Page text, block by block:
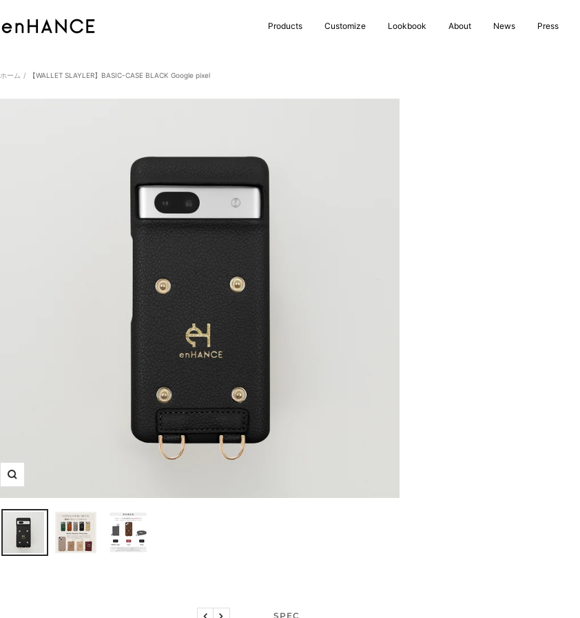
テ
へ
Products Customize Lookbook About News Press
enHANCE
ホーム 【WALLET SLAYLER】BASIC-CASE BLACK Google pixel
ズ
ム
イ
ン
説明文 SPEC